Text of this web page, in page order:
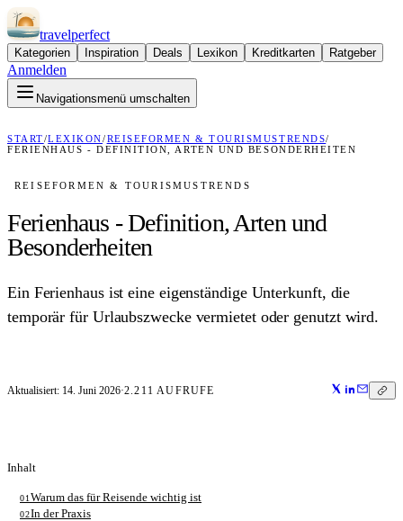
travelperfect
Kategorien Inspiration Deals Lexikon Kreditkarten Ratgeber
Anmelden
Navigationsmenü umschalten
START/LEXIKON/REISEFORMEN & TOURISMUSTRENDS/
FERIENHAUS - DEFINITION, ARTEN UND BESONDERHEITEN
REISEFORMEN & TOURISMUSTRENDS
Ferienhaus - Definition, Arten und
Besonderheiten
Ein Ferienhaus ist eine eigenständige Unterkunft, die
temporär für Urlaubszwecke vermietet oder genutzt wird.
Aktualisiert: 14. Juni 2026·2.211 AUFRUFE
Inhalt
01 Warum das für Reisende wichtig ist
02In der Praxis